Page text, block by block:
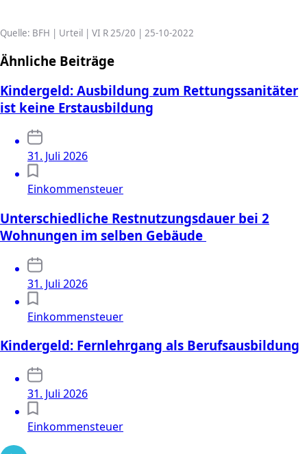
Quelle: BFH | Urteil | VI R 25/20 | 25-10-2022
Ähnliche Beiträge
Kindergeld: Ausbildung zum Rettungssanitäter
ist keine Erstausbildung
31. Juli 2026
Einkommensteuer
Unterschiedliche Restnutzungsdauer bei 2
Wohnungen im selben Gebäude
31. Juli 2026
Einkommensteuer
Kindergeld: Fernlehrgang als Berufsausbildung
31. Juli 2026
Einkommensteuer